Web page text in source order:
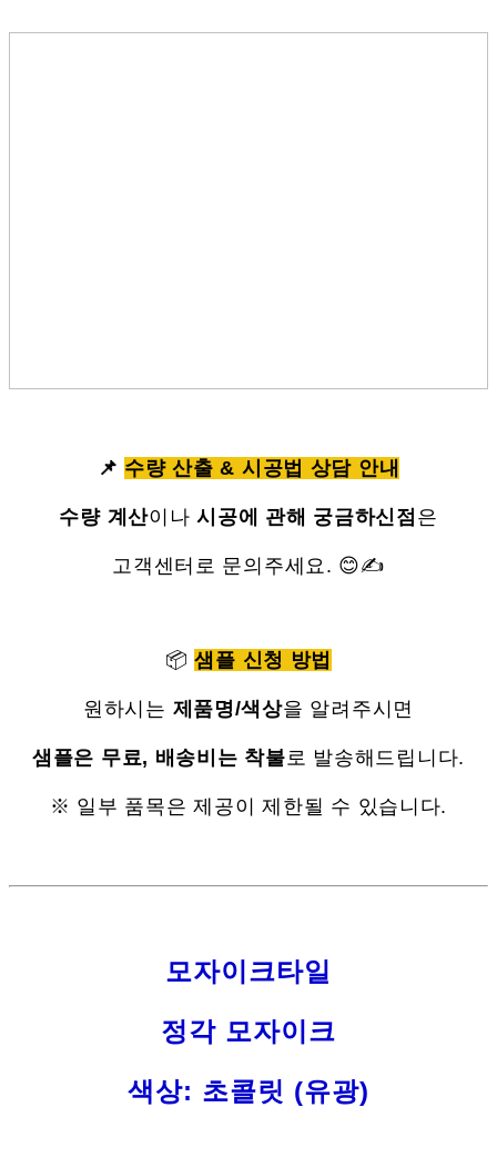
📌 수량 산출 & 시공법 상담 안내
수량 계산이나시공에 관해 궁금하신점 은
고객센터로 문의주세요. 😊✍
📦샘플 신청 방법
원하시는 제품명/색상을 알려주시면
샘플은 무료, 배송비는 착불로 발송해드립니다.
※ 일부 품목은 제공이 제한될 수 있습니다.
모자이크타일
정각 모자이크
색상: 초콜릿 (유광)